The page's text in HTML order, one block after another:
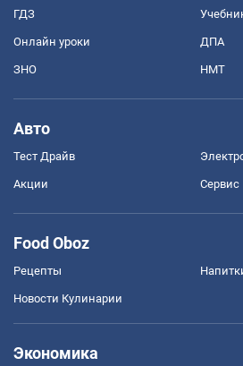
ГДЗ
Онлайн уроки ДПА
ЗНО НМТ
Авто
Тест Драйв
Акции Сервис
Food Oboz
Рецепты
Новости Кулинарии
Экономика